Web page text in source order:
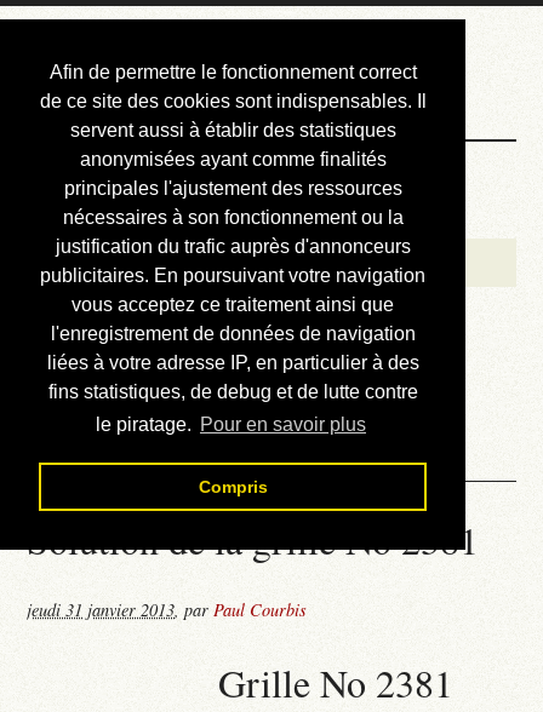
Afin de permettre le fonctionnement correct
de ce site des cookies sont indispensables. Il
servent aussi à établir des statistiques
anonymisées ayant comme finalités
principales l'ajustement des ressources
nécessaires à son fonctionnement ou la
justification du trafic auprès d'annonceurs
publicitaires. En poursuivant votre navigation
vous acceptez ce traitement ainsi que
l'enregistrement de données de navigation
liées à votre adresse IP, en particulier à des
fins statistiques, de debug et de lutte contre
le piratage. Pour en savoir plus
Compris
Courbis, « LE »
Blog Officiel
Bienvenue
Réalisations
Divers (et d’été)
Annonces
Liens externes
Téléchargement
Contact
Solution de la grille No 2381
jeudi 31 janvier 2013,parPaul Courbis
Grille No 2381